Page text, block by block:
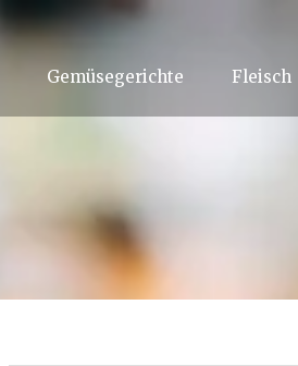
Gemüsegerichte Fleisch